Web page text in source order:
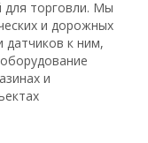
для торговли. Мы
и дорожных
к ним,
и